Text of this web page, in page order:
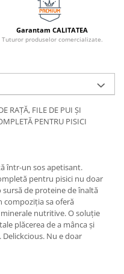
Garantam CALITATEA
Tuturor produselor comercializate.
RAŢĂ, FILE DE PUI ŞI
PENTRU PISICI
într-un sos apetisant.
pentru pisici nu doar
de proteine de înaltă
compoziția sa oferă
nutritive. O soluție
plăcerea de a mânca și
Nu e doar